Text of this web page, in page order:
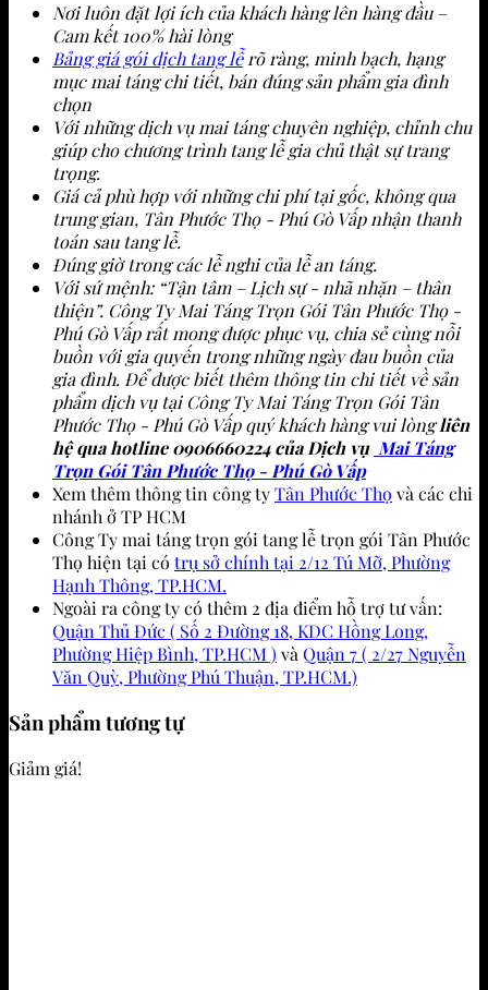
Nơi luôn đặt lợi ích của khách hàng lên hàng đầu –
Cam kết 100% hài lòng
Bảng giá gói dịch tang lễrõ ràng, minh bạch, hạng
mục mai táng chi tiết, bán đúng sản phẩm gia đình
chọn
Với những dịch vụ mai táng chuyên nghiệp, chỉnh chu
giúp cho chương trình tang lễ gia chủ thật sự trang
trọng.
Giá cả phù hợp với những chi phí tại gốc, không qua
trung gian, Tân Phước Thọ - Phú Gò Vấp nhận thanh
toán sau tang lễ.
Đúng giờ trong các lễ nghi của lễ an táng.
Với sứ mệnh: “Tận tâm – Lịch sự - nhã nhặn – thân
thiện”. Công Ty Mai Táng Trọn Gói Tân Phước Thọ -
Phú Gò Vấp rất mong được phục vụ, chia sẻ cùng nỗi
buồn với gia quyến trong những ngày đau buồn của
gia đình. Để được biết thêm thông tin chi tiết về sản
phẩm dịch vụ tại Công Ty Mai Táng Trọn Gói Tân
Phước Thọ - Phú Gò Vấp quý khách hàng vui lòngliên
hệ qua hotline 0906660224 của Dịch vụ Mai Táng
Trọn Gói Tân Phước Thọ - Phú Gò Vấp
Xem thêm thông tin công tyTân Phước Thọ và các chi
nhánh ở TP HCM
Công Ty mai táng trọn gói tang lễ trọn gói Tân Phước
Thọ hiện tại có trụ sở chính tại 2/12 Tú Mỡ, Phường
Hạnh Thông, TP.HCM.
Ngoài ra công ty có thêm 2 địa điểm hỗ trợ tư vấn:
Quận Thủ Đức ( Số 2 Đường 18, KDC Hồng Long,
Phường Hiệp Bình, TP.HCM ) vàQuận 7 ( 2/27 Nguyễn
Văn Quỳ, Phường Phú Thuận, TP.HCM.)
Sản phẩm tương tự
Giảm giá!